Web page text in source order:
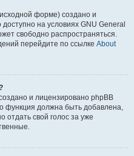
форме) создано и
доступно на условиях GNU General
свободно распространяться.
перейдите по ссылке About
и лицензировано phpBB
функция должна быть добавлена,
отдать свой голос за уже